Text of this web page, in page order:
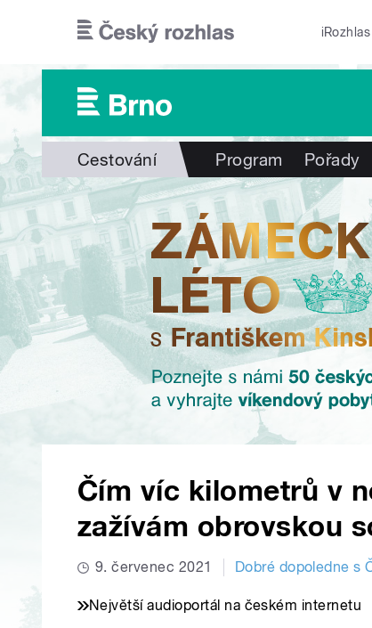
iRozhlas
Cestování Program Pořady
Čím víc kilometrů v
zažívám obrovskou
9. červenec 2021 Dobré dopoledne s
Největší audioportál na českém internetu